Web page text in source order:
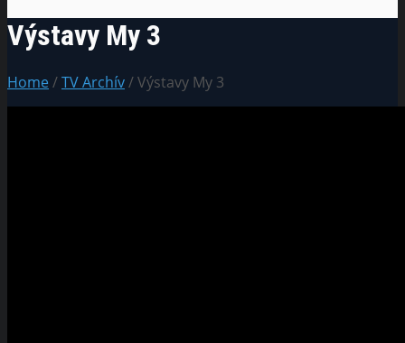
Výstavy My 3
Home/TV Archív/ Výstavy My 3